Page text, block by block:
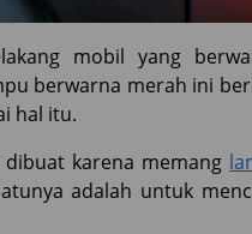
mobil yang
berwarna merah ini
hal itu.
karena memang
adalah untuk